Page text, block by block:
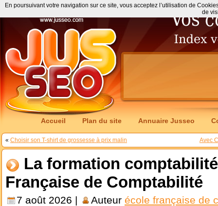
Accueil Plan du site Annuaire Jusseo
« Choisir son T-shirt de grossesse à prix malin Avec
La formation
Française de Comptabilité
7 août 2026 | Auteur école française de
En poursuivant votre navigation sur ce site, vous acceptez l’utilisation de
de